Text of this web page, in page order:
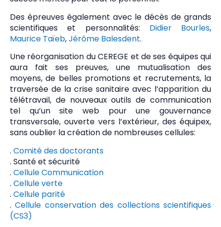
Des épreuves également avec le décès de grands
scientifiques et personnalités: Didier Bourles,
Maurice Taïeb,Jérôme Balesdent.
Une réorganisation du CEREGE et de ses équipes qui
aura fait ses preuves, une mutualisation des
moyens, de belles promotions et recrutements, la
traversée de la crise sanitaire avec l’apparition du
télétravail, de nouveaux outils de communication
tel qu’un site web pour une gouvernance
transversale, ouverte vers l’extérieur, des équipex,
sans oublier la création de nombreuses cellules:
. Comité des doctorants
. Santé et sécurité
. Cellule Communication
. Cellule verte
. Cellule parité
.Cellule conservation des collections scientifiques
(CS3)